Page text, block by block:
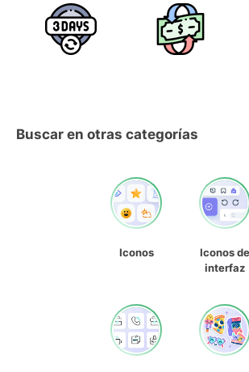
Buscar en otras categorías
Iconos
Iconos de
interfaz